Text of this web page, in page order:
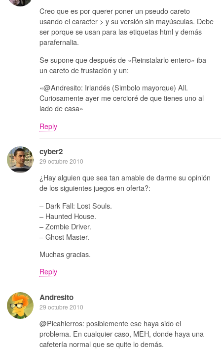
Creo que es por querer poner un pseudo careto
usando el caracter > y su versión sin mayúsculas. Debe
ser porque se usan para las etiquetas html y demás
parafernalia.
Se supone que después de «Reinstalarlo entero» iba
un careto de frustación y un:
«@Andresito: Irlandés (Simbolo mayorque) All.
Curiosamente ayer me cercioré de que tienes uno al
lado de casa»
Reply
cyber2
29 octubre 2010
¿Hay alguien que sea tan amable de darme su opinión
de los siguientes juegos en oferta?:
– Dark Fall: Lost Souls.
– Haunted House.
– Zombie Driver.
– Ghost Master.
Muchas gracias.
Reply
Andresito
29 octubre 2010
@Picahierros: posiblemente ese haya sido el
problema. En cualquier caso, MEH, donde haya una
cafetería normal que se quite lo demás.